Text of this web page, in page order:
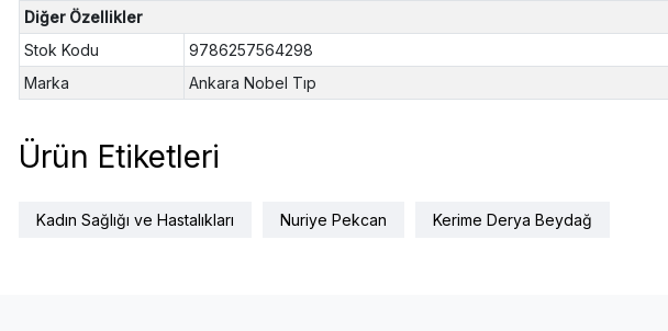
Diğer Özellikler
Stok Kodu
9786257564298
Marka
Ankara Nobel Tıp
Ürün Etiketleri
Kadın Sağlığı ve Hastalıkları Nuriye Pekcan Kerime Derya Beydağ